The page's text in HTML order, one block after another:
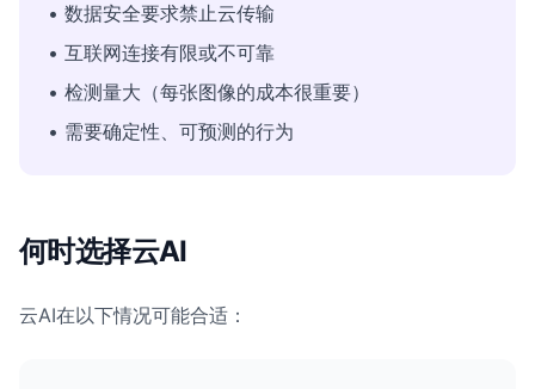
• 数据安全要求禁止云传输
• 互联网连接有限或不可靠
• 检测量大（每张图像的成本很重要）
• 需要确定性、可预测的行为
何时选择云AI
云AI在以下情况可能合适：